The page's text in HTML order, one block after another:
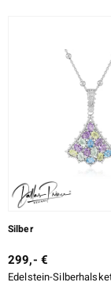
Silber
299,- €
Edelstein-